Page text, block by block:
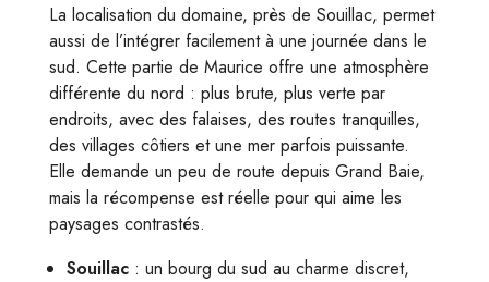
La localisation du domaine, près de Souillac, permet
aussi de l’intégrer facilement à une journée dans le
sud. Cette partie de Maurice offre une atmosphère
différente du nord : plus brute, plus verte par
endroits, avec des falaises, des routes tranquilles,
des villages côtiers et une mer parfois puissante.
Elle demande un peu de route depuis Grand Baie,
mais la récompense est réelle pour qui aime les
paysages contrastés.
Souillac: un bourg du sud au charme discret,